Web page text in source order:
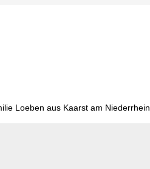
Loeben aus Kaarst am Niederrhein.